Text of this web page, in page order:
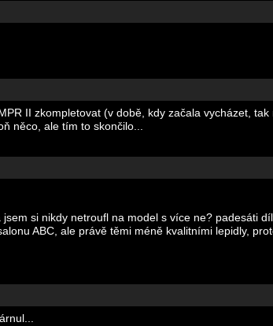
II zkompletovat (v době, kdy začala vycházet,
něco, ale tím to skončilo...
jsem si nikdy netroufl na model s více ne? padesáti
ABC, ale právě těmi méně kvalitními lepidly,